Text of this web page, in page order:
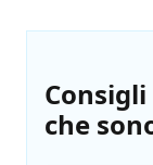
che